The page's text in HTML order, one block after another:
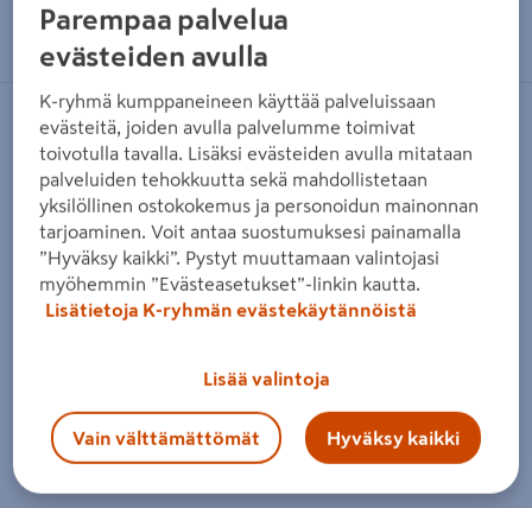
Zoomaa kuvaa sormilla kosketusnäytöllä
Akkuvedenkeitin Makita KT001GZ
40V XGT runko
MAKITA
Tuotenumero:502510125 EAN-koodi: 88381755818
Akkukeitin kulkee kätevästi mukana esimerkiksi
XGT 40 V -akkujärjestelmää. Akut ja laturi
myydään erikseen.
Parempaa palvelua
evästeiden avulla
K-ryhmä kumppaneineen käyttää palveluissaan
evästeitä, joiden avulla palvelumme toimivat
toivotulla tavalla. Lisäksi evästeiden avulla mitataan
palveluiden tehokkuutta sekä mahdollistetaan
yksilöllinen ostokokemus ja personoidun mainonnan
tarjoaminen. Voit antaa suostumuksesi painamalla
”Hyväksy kaikki”. Pystyt muuttamaan valintojasi
myöhemmin ”Evästeasetukset”-linkin kautta.
Lisätietoja K-ryhmän evästekäytännöistä
Lisää valintoja
Vain välttämättömät Hyväksy kaikki